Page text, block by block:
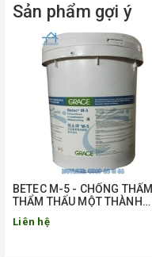
Sản phẩm gợi ý
BETEC M-5 - CHỐNG THẤM
THẨM THẤU MỘT THÀNH
Liên hệ